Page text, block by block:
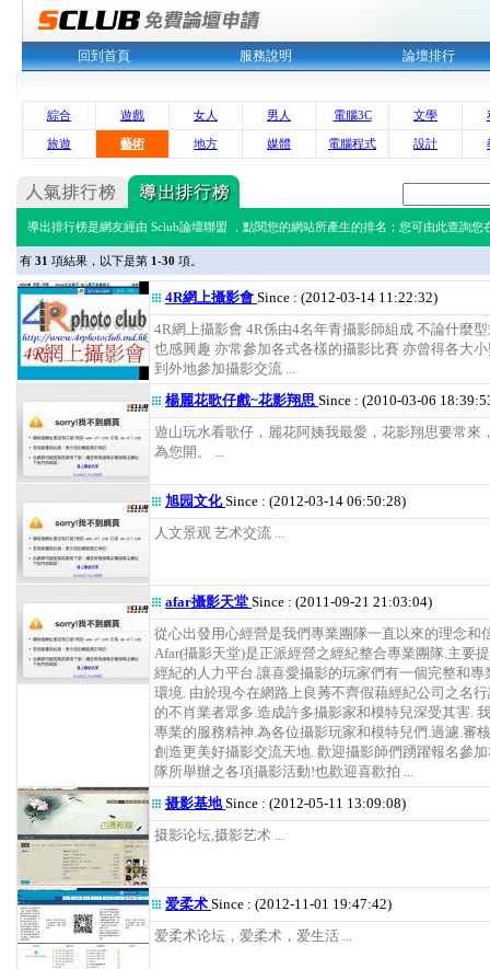
回到首頁 服務說明 論壇排行
綜合 遊戲 女人 男人 電腦3C 文學
旅遊 藝術 地方 媒體 電腦程式 設計
導出排行榜是網友經由 Sclub論壇聯盟 ，點閱您的網站所產生的排名；您可由此查詢您
有 31 項結果，以下是第 1-30 項。
4R網上攝影會 Since : (2012-03-14 11:22:32)
4R網上攝影會 4R係由4名年青攝影師組成 不論什麼
也感興趣 亦常參加各式各樣的攝影比賽 亦曾得各大
到外地參加攝影交流 ...
楊麗花歌仔戲~花影翔思 Since : (2010-03-06
遊山玩水看歌仔，麗花阿姨我最愛，花影翔思要常來
為您開。 ...
旭园文化Since : (2012-03-14 06:50:28)
人文景观 艺术交流 ...
afar攝影天堂 Since : (2011-09-21 21:03:04)
從心出發用心經營是我們專業團隊一直以來的理念和
Afar(攝影天堂)是正派經營之經紀整合專業團隊.主要
經紀的人力平台.讓喜愛攝影的玩家們有一個完整和專
環境. 由於現今在網路上良莠不齊假藉經紀公司之名
的不肖業者眾多.造成許多攝影家和模特兒深受其害.
專業的服務精神.為各位攝影玩家和模特兒們.過濾.審
創造更美好攝影交流天地. 歡迎攝影師們踴躍報名參
隊所舉辦之各項攝影活動!也歡迎喜歡拍 ...
摄影基地Since : (2012-05-11 13:09:08)
摄影论坛,摄影艺术 ...
爱柔术 Since : (2012-11-01 19:47:42)
爱柔术论坛，爱柔术，爱生活 ...